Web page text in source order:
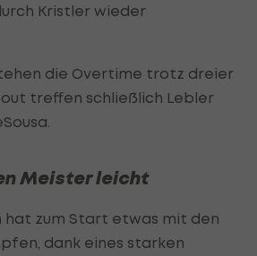
Kristler wieder
die Overtime trotz dreier
treffen schließlich Lebler
Meister leicht
hat zum Start etwas mit den
dank eines starken